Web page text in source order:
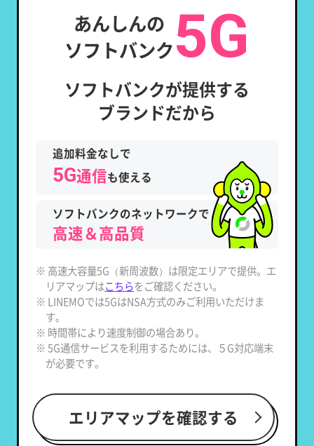
あんしんの
ソフトバンク5G
ソフトバンクが提供する
ブランドだから
追加料金なしで
5G通信も使える
ソフトバンクのネットワークで
高速＆高品質
※ 高速大容量5G（新周波数）は限定エリアで提供。エ
リアマップはこちらをご確認ください。
※ LINEMOでは5GはNSA方式のみご利用いただけま
す。
※ 時間帯により速度制御の場合あり。
※ 5G通信サービスを利用するためには、５G対応端末
が必要です。
エリアマップを確認する